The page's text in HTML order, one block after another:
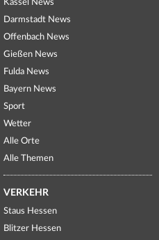
Kassel News
Darmstadt News
Offenbach News
Gießen News
Fulda News
Bayern News
Sport
Wetter
Alle Orte
Alle Themen
VERKEHR
Staus Hessen
Blitzer Hessen